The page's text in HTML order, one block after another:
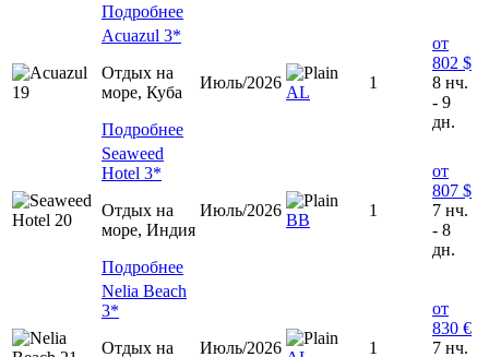
Подробнее
Acuazul 3*
Отдых на
море, Куба
Подробнее
Июль/2026
AL
1
от
802 $
8 нч.
- 9
дн.
Seaweed
Hotel 3*
Отдых на
море, Индия
Подробнее
Июль/2026
ВВ
1
от
807 $
7 нч.
- 8
дн.
Nelia Beach
3*
Отдых на
Июль/2026 1
от
830 €
7 нч.